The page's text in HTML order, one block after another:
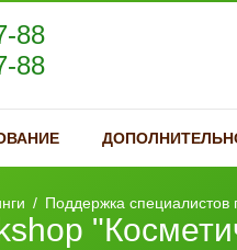
88
88
/ Поддержка специалистов